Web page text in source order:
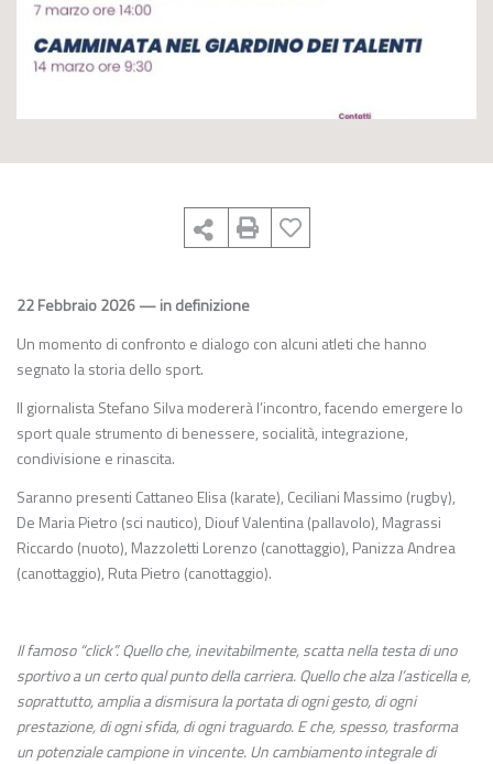
22 Febbraio 2026 — in definizione
Un momento di confronto e dialogo con alcuni atleti che hanno
segnato la storia dello sport.
Il giornalista Stefano Silva modererà l’incontro, facendo emergere lo
sport quale strumento di benessere, socialità, integrazione,
condivisione e rinascita.
Saranno presenti Cattaneo Elisa (karate), Ceciliani Massimo (rugby),
De Maria Pietro (sci nautico), Diouf Valentina (pallavolo), Magrassi
Riccardo (nuoto), Mazzoletti Lorenzo (canottaggio), Panizza Andrea
(canottaggio), Ruta Pietro (canottaggio).
Il famoso “click”. Quello che, inevitabilmente, scatta nella testa di uno
sportivo a un certo qual punto della carriera. Quello che alza l’asticella e,
soprattutto, amplia a dismisura la portata di ogni gesto, di ogni
prestazione, di ogni sfida, di ogni traguardo. E che, spesso, trasforma
un potenziale campione in vincente. Un cambiamento integrale di